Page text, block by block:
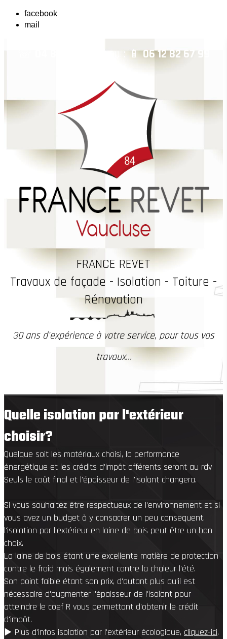
facebook
mail
ou : 📱06 12 82 67 99
FRANCE REVET
Travaux de façade - Isolation - Toiture -
Rénovation
30 ans d'expérience à votre service, pour tous vos
travaux...
Quelle isolation par l'extérieur
choisir?
Quelque soit les matériaux choisi, la performance
énergétique et les crédits d'impôt afférents seront au rdv
Seuls le coût final et l'épaisseur de l'isolant changera.
Si vous souhaitez être respectueux de l'environnement et si
vous avez un budget à y consacrer un peu consequent,
l'isolation par l'extérieur en laine de bois peut être un bon
choix.
La laine de bois étant une excellente matière de protection
contre le froid mais également contre la chaleur l'été.
Son point faible étant son prix, d'autant plus qu'il est
nécessaire d'augmenter l'épaisseur de l'isolant pour
atteindre le coef R vous permettant d'obtenir le crédit
d'impôt.
▶︎ Plus d'infos isolation par l'extérieur écologique, cliquez-ici.